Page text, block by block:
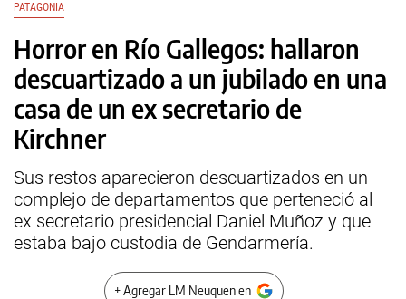
PATAGONIA
Horror en Río Gallegos: hallaron
descuartizado a un jubilado en una
casa de un ex secretario de
Kirchner
Sus restos aparecieron descuartizados en un
complejo de departamentos que perteneció al
ex secretario presidencial Daniel Muñoz y que
estaba bajo custodia de Gendarmería.
+ Agregar LM Neuquen en